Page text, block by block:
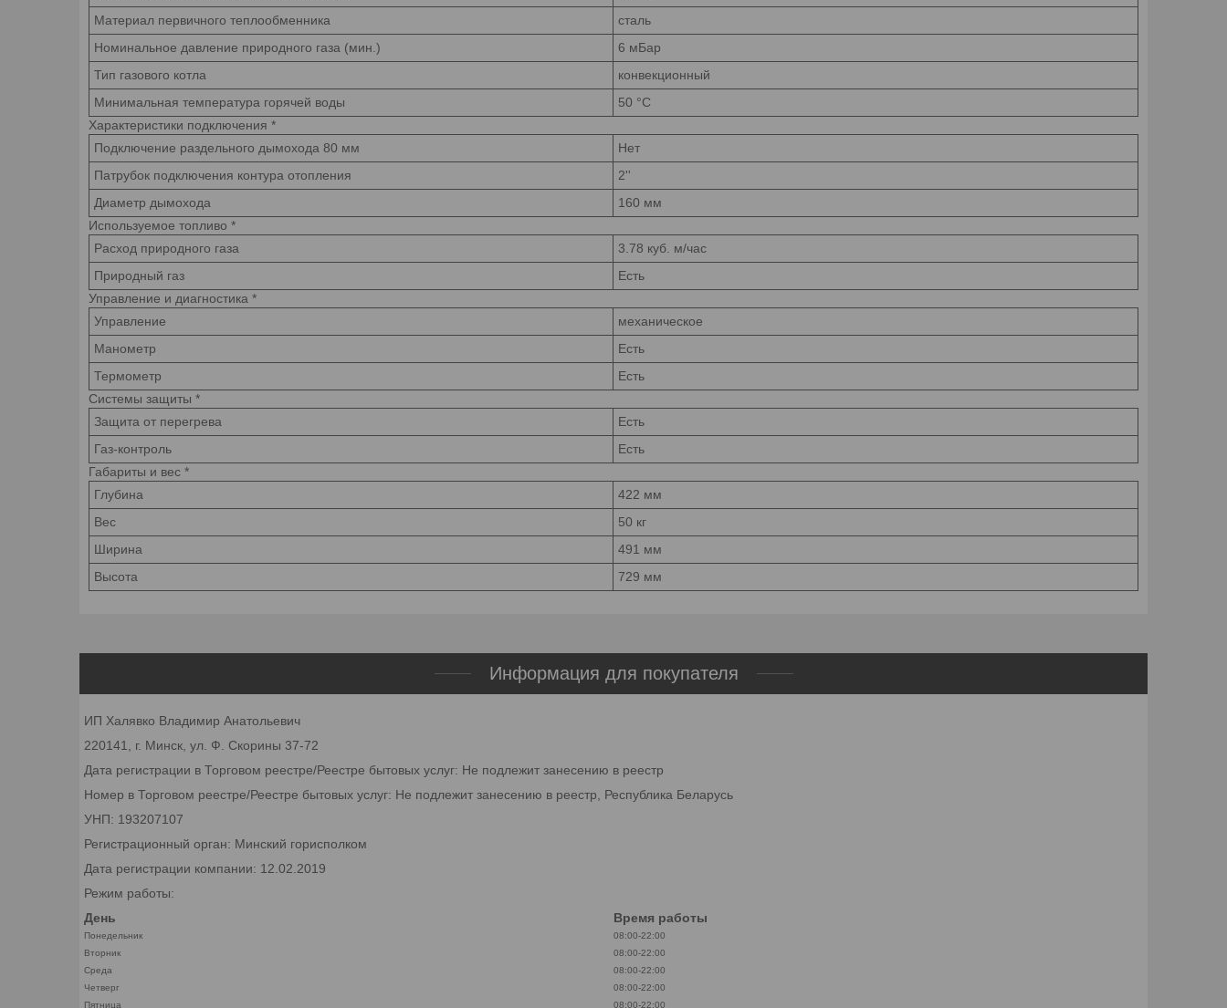
Материал первичного теплообменника
сталь
Номинальное давление природного газа (мин.)
6 мБар
Тип газового котла
конвекционный
Минимальная температура горячей воды
50 °С
Характеристики подключения *
Подключение раздельного дымохода 80 мм
Нет
Патрубок подключения контура отопления
2''
Диаметр дымохода
160 мм
Используемое топливо *
Расход природного газа
3.78 куб. м/час
Природный газ
Есть
Управление и диагностика *
Управление
механическое
Манометр
Есть
Термометр
Есть
Системы защиты *
Защита от перегрева
Есть
Газ-контроль
Есть
Габариты и вес *
Глубина
422 мм
Вес
50 кг
Ширина
491 мм
Высота
729 мм
Информация для покупателя
ИП Халявко Владимир Анатольевич
220141, г. Минск, ул. Ф. Скорины 37-72
Дата регистрации в Торговом реестре/Реестре бытовых услуг: Не подлежит занесению в реестр
Номер в Торговом реестре/Реестре бытовых услуг: Не подлежит занесению в реестр, Республика Беларусь
УНП: 193207107
Регистрационный орган: Минский горисполком
Дата регистрации компании: 12.02.2019
Режим работы:
День
Время работы
Понедельник
08:00-22:00
Вторник
08:00-22:00
Среда
08:00-22:00
Четверг
08:00-22:00
Пятница
08:00-22:00